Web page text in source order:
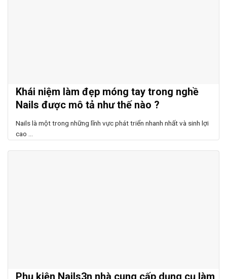
Khái niệm làm đẹp móng tay trong nghề
Nails được mô tả như thế nào ?
Nails là một trong những lĩnh vực phát triển nhanh nhất và sinh lợi
cao ...